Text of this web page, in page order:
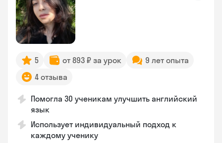
5 от 893 ₽ за урок
9 лет опыта
4 отзыва
Помогла 30 ученикам улучшить английский
язык
Использует индивидуальный подход к
каждому ученику